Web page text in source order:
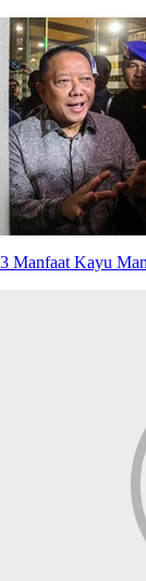
3 Manfaat Kayu